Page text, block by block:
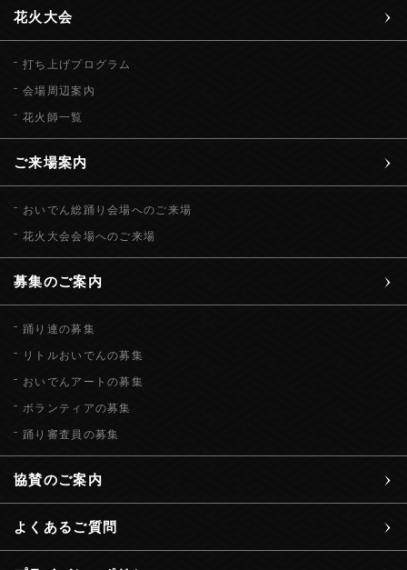
花火大会
打ち上げプログラム
会場周辺案内
花火師一覧
ご来場案内
おいでん総踊り会場へのご来場
花火大会会場へのご来場
募集のご案内
踊り連の募集
リトルおいでんの募集
おいでんアートの募集
ボランティアの募集
踊り審査員の募集
協賛のご案内
よくあるご質問